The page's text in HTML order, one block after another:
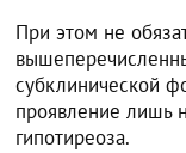
При этом не
субклинической
проявление лишь
гипотиреоза.